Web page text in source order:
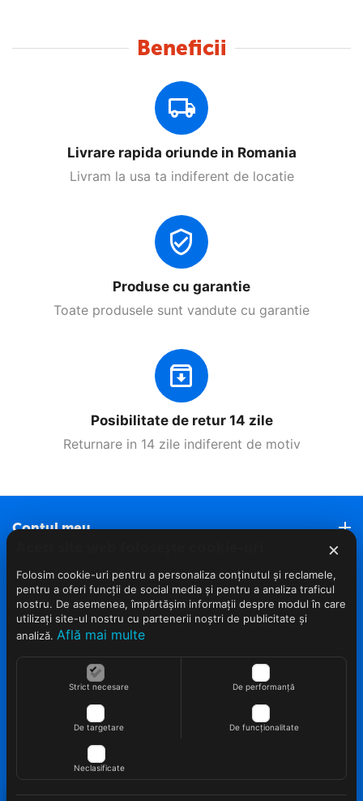
Beneficii
Livrare rapida oriunde in Romania
Livram la usa ta indiferent de locatie
Produse cu garantie
Toate produsele sunt vandute cu garantie
Posibilitate de retur 14 zile
Returnare in 14 zile indiferent de motiv
Contul meu
Roveli Marketplace
Servicii clienti (Nou)
© 2022 - 2026 Roveli.ro. Realizat si configurat
×
Folosim cookie-uri pentru a personaliza conținutul și reclamele,
pentru a oferi funcții de social media și pentru a analiza traficul
nostru. De asemenea, împărtășim informații despre modul în care
utilizați site-ul nostru cu partenerii noștri de publicitate și
analiză. Află mai multe
Strict necesare De performanță
De targetare De funcționalitate
Neclasificate